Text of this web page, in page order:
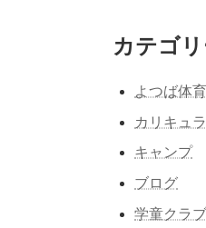
カテゴ
よつば体
カリキュ
キャンプ
ブログ
学童クラ